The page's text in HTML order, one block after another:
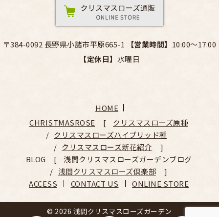
〒384-0092 長野県小諸市平原665-1 【営業時間】 10:00～17:00
【定休日】 水曜日
HOME
CHRISTMASROSE
クリスマスローズ原種
クリスマスローズハイブリッド種
クリスマスローズ新花紹介
BLOG
浅間クリスマスローズガーデンブログ
浅間クリスマスローズ倶楽部
ACCESS
CONTACT US ONLINE STORE
© 2026 浅間クリスマスローズガーデン